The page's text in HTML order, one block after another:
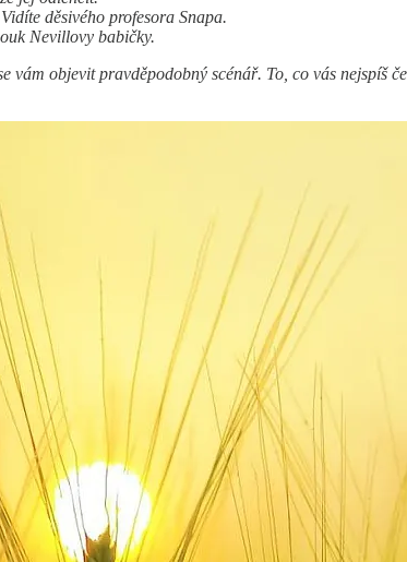
děsivého profesora Snapa.
Nevillovy babičky.
vám objevit pravděpodobný scénář. To, co vás nejspíš